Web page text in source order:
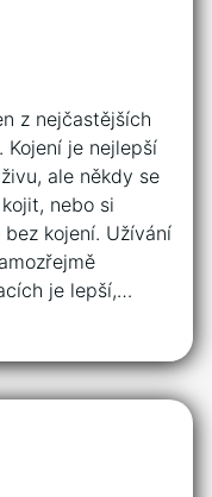
z nejčastějších
Kojení je nejlepší
ale někdy se
nebo si
kojení. Užívání
je lepší,…